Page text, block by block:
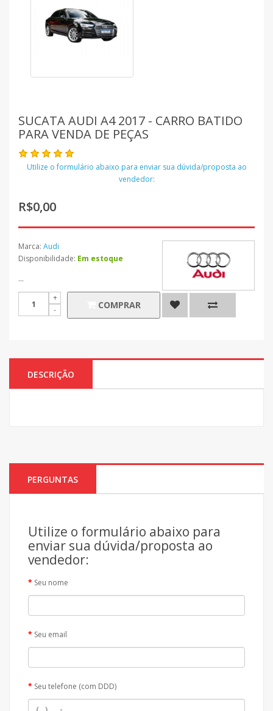
SUCATA AUDI A4 2017 - CARRO BATIDO
PARA VENDA DE PEÇAS
Utilize o formulário abaixo para enviar sua dúvida/proposta ao
vendedor:
R$0,00
Marca: Audi
Disponibilidade: Em estoque
...
COMPRAR
DESCRIÇÃO
PERGUNTAS
Utilize o formulário abaixo para
enviar sua dúvida/proposta ao
vendedor:
Seu nome
Seu email
Seu telefone (com DDD)